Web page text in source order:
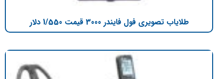
طلایاب تصویری فول فایندر 3000 قیمت 1/550 دلار